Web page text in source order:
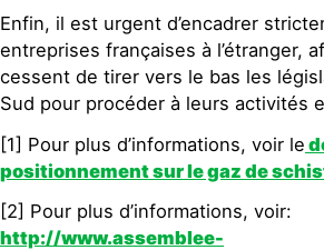
Enfin, il est urgent d’encadrer
entreprises françaises à l’étranger,
cessent de tirer vers le bas les
Sud pour procéder à leurs activités
[1] Pour plus d’informations, voir le
positionnement sur le gaz de
[2] Pour plus d’informations, voir:
http://www.assemblee-